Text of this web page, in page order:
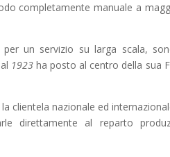
completamente manuale a
un servizio su larga scala,
1923ha posto al centro della sua
clientela nazionale ed
direttamente al reparto